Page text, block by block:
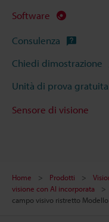
Software
Consulenza
Chiedi dimostrazione
Unità di prova gratuita
Sensore di visione
Home Prodotti
visione con AI incorporata
campo visivo ristretto Modello